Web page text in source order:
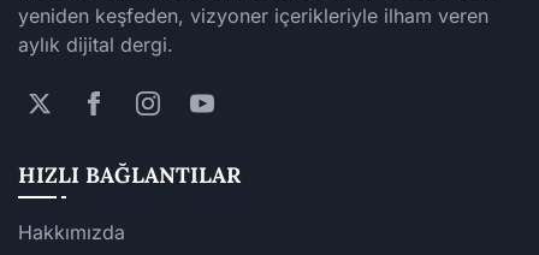
yeniden keşfeden, vizyoner içerikleriyle ilham veren
aylık dijital dergi.
HIZLI BAĞLANTILAR
Hakkımızda